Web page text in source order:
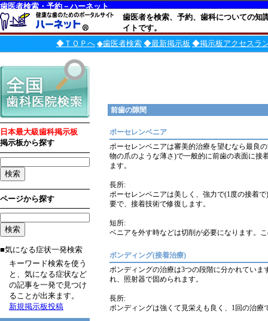
歯医者検索・予約－ハーネット
歯医者を検索、予約、歯科についての知
イトです。
◆ＴＯＰへ ◆歯医者検索 ◆最新掲示板 ◆掲示板アクセスラ
日本最大級歯科掲示板
掲示板から探す
ページから探す
■気になる症状一発検索
キーワード検索を使う
と、気になる症状など
の記事を一発で見つけ
ることが出来ます。
新規掲示板投稿
前歯の隙間
ポーセレンベニア
ポーセレンベニアは審美的治療を望むなら最良
物の爪のような薄さ)で一般的に前歯の表面に接
ます。
長所:
ポーセレンベニアは美しく、強力で(1度の接着
要で、接着技術で修復します。
短所:
ベニアを外す時などは切削が必要になります。
ボンディング(接着治療)
ボンディングの治療は3つの段階に分かれてい
れ、照射器で固められます。
長所:
ボンディングは強くて見栄えも良く、1回の治療